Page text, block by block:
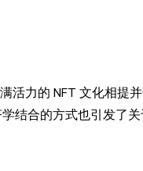
活力的 NFT 文化相提
结合的方式也引发了